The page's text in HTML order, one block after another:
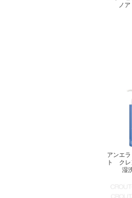
ノア
アンエ
ト クレ
湿